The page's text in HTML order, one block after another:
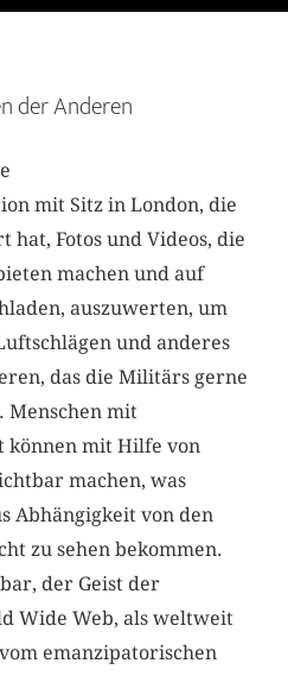
der Anderen
mit Sitz in London, die
hat, Fotos und Videos, die
machen und auf
auszuwerten, um
und anderes
das die Militärs gerne
Menschen mit
können mit Hilfe von
machen, was
Abhängigkeit von den
zu sehen bekommen.
der Geist der
Wide Web, als weltweit
emanzipatorischen